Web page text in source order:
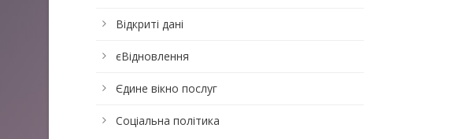
Відкриті дані
єВідновлення
Єдине вікно послуг
Соціальна політика